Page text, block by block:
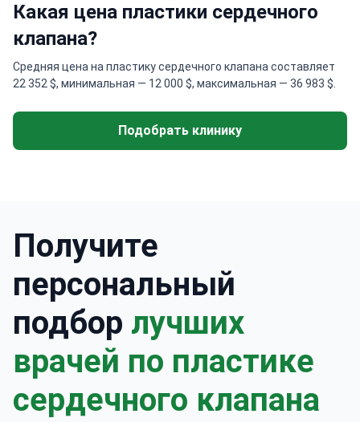
Какая цена пластики сердечного
клапана?
Средняя цена на пластику сердечного клапана составляет
22 352 $, минимальная — 12 000 $, максимальная — 36 983 $.
Подобрать клинику
Получите
персональный
подбор лучших
врачей по пластике
сердечного клапана